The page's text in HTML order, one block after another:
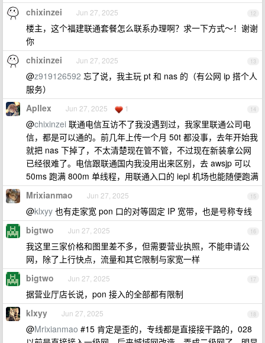
12
chixinzei Jun 27, 2025
楼主，这个福建联通套餐怎么联系办理啊？求一下方式～！谢谢
你
13
chixinzei Jun 27, 2025
@z919126592 忘了说，我主玩 pt 和 nas 的（有公网 ip 搭个人
服务）
14
Apllex Jun 27, 2025 1
@chixinzei 联通电信互访不了我没遇到过，我家里联通公司电
信，都是可以通的。前几年上传一个月 50t 都没事，去年开始我
就把 nas 下掉了，不太清楚现在管不管，不过现在新装拿公网
已经很难了。电信跟联通国内我没用出来区别，去 awsjp 可以
50ms 跑满 800m 单线程，用联通入口的 iepl 机场也能随便跑满
15
Mrixianmao Jun 27, 2025
@klxyy 也有走家宽 pon 口的对等固定 IP 宽带，也是号称专线
16
bigtwo Jun 27, 2025
我这里三家价格和图里差不多，但需要营业执照，不能申请公
网，除了上行快点，流量和其它限制与家宽一样
17
bigtwo Jun 27, 2025
据营业厅店长说，pon 接入的全部都有限制
18
klxyy Jun 27, 2025
@Mrixianmao #15 肯定是歪的，专线都是直接接干路的，028